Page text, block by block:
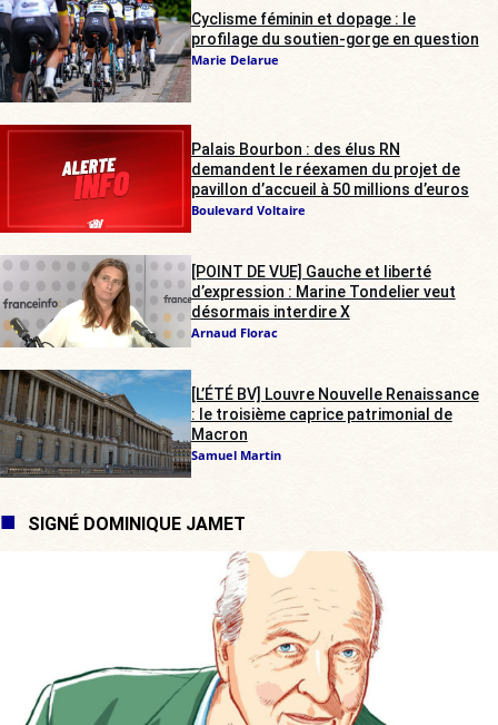
Cyclisme féminin et dopage : le
profilage du soutien-gorge en question
Marie Delarue
Palais Bourbon : des élus RN
demandent le réexamen du projet de
pavillon d’accueil à 50 millions d’euros
Boulevard Voltaire
[POINT DE VUE] Gauche et liberté
d’expression : Marine Tondelier veut
désormais interdire X
Arnaud Florac
[L’ÉTÉ BV] Louvre Nouvelle Renaissance
: le troisième caprice patrimonial de
Macron
Samuel Martin
SIGNÉ DOMINIQUE JAMET